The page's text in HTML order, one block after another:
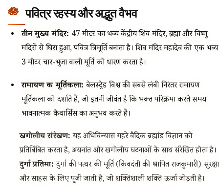
पवित्र रहस्य और अद्भुत वैभव
तीन मुख्य मंदिर: 47 मीटर का भव्य केंद्रीय शिव मंदिर, ब्रह्मा और विष्णु
मंदिरों से घिरा हुआ, पवित्र त्रिमूर्ति बनाता है। शिव मंदिर महादेव की एक भव्य
3 मीटर चार-भुजा वाली मूर्ति को धारण करता है।
रामायण की मूर्तिकला:बेलस्ट्रेड विश्व की सबसे लंबी निरंतर रामायण
मूर्तिकला को दर्शाते हैं, जो इतनी जीवंत है कि भक्त परिक्रमा करते समय
भावनात्मक कैथार्सिस का अनुभव करते हैं।
खगोलीय संरेखण:यह अभिविन्यास गहरे वैदिक ब्रह्मांड विज्ञान को
प्रतिबिंबित करता है, अयनांत और खगोलीय घटनाओं के साथ संरेखित होता है।
दुर्गा प्रतिमा:दुर्गा की पत्थर की मूर्ति (किंवदंती की श्रापित राजकुमारी) सुरक्षा
और साहस के लिए पूजी जाती है, जो शक्तिशाली शक्ति ऊर्जा जोड़ती है।